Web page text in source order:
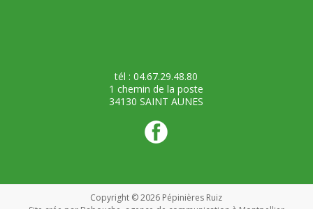
tél : 04.67.29.48.80
1 chemin de la poste
34130 SAINT AUNES
Copyright © 2026 Pépinières Ruiz